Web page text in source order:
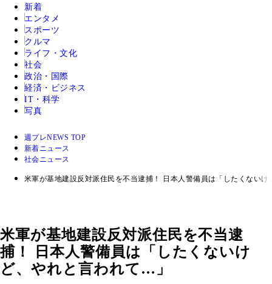
新着
エンタメ
スポーツ
クルマ
ライフ・文化
社会
政治・国際
経済・ビジネス
IT・科学
写真
週プレNEWS TOP
新着ニュース
社会ニュース
米軍が基地建設反対派住民を不当逮捕！ 日本人警備員は「したくな
米軍が基地建設反対派住民を不当逮
捕！ 日本人警備員は「したくないけ
ど、やれと言われて…」